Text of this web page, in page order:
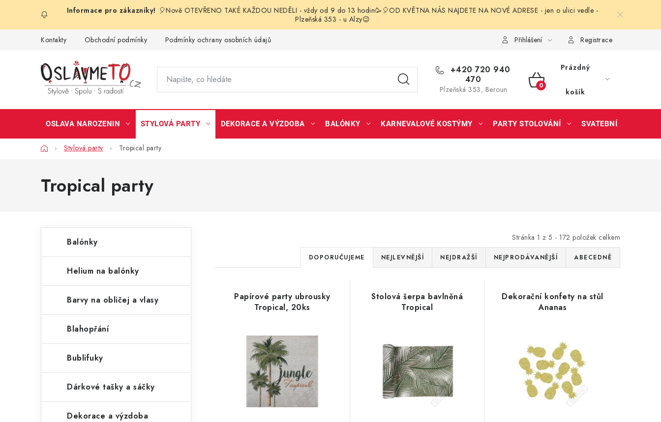
obsah
🎈Nově OTEVŘENO TAKÉ KAŽDOU NEDĚLI - vždy od 9 do 13 hodin🥳🎈OD KVĚTNA NÁS NAJDETE NA NOVÉ ADRESE - jen o ulici vedle -
Plzeňská 353 - u Alzy😉
Kontakty Obchodní podmínky Podmínky ochrany osobních údajů Přihlášení Registrace
+420 720 940
470
Plzeňská 353, Beroun
NÁKUPNÍ
Prázdný
košík
OSLAVA NAROZENIN STYLOVÁ PARTY DEKORACE A VÝZDOBA BALÓNKY KARNEVALOVÉ KOSTÝMY PARTY STOLOVÁNÍ SVATEBNÍ DOPLŇKY
DomůStylová party Tropical party
Tropical party
o
t
r
n
n
p
kategorie
a
e
o
i
Balónky
Helium na balónky
Barvy na obličej a vlasy
Blahopřání
Bublifuky
Dárkové tašky a sáčky
Dekorace a výzdoba
Stránka 1 z 5 - 172 položek celkem
Ř
a
z
e
n
í
p
r
o
DOPORUČUJEME NEJLEVNĚJŠÍ NEJDRAŽŠÍ NEJPRODÁVANĚJŠÍ ABECEDNĚ
Papírové party ubrousky
Tropical, 20ks
Stolová šerpa bavlněná
Tropical
Dekorační konfety na stůl
Ananas